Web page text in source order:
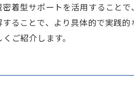
着型サポートを活用すること
ることで、より具体的で実践
ご紹介します。